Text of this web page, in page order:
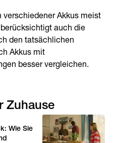
verschiedener Akkus meist
auch die
den tatsächlichen
Akkus mit
besser vergleichen.
Zuhause
Wie Sie